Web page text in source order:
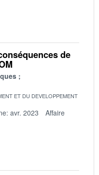
de
ET DU DEVELOPPEMENT
avr. 2023
Affaire